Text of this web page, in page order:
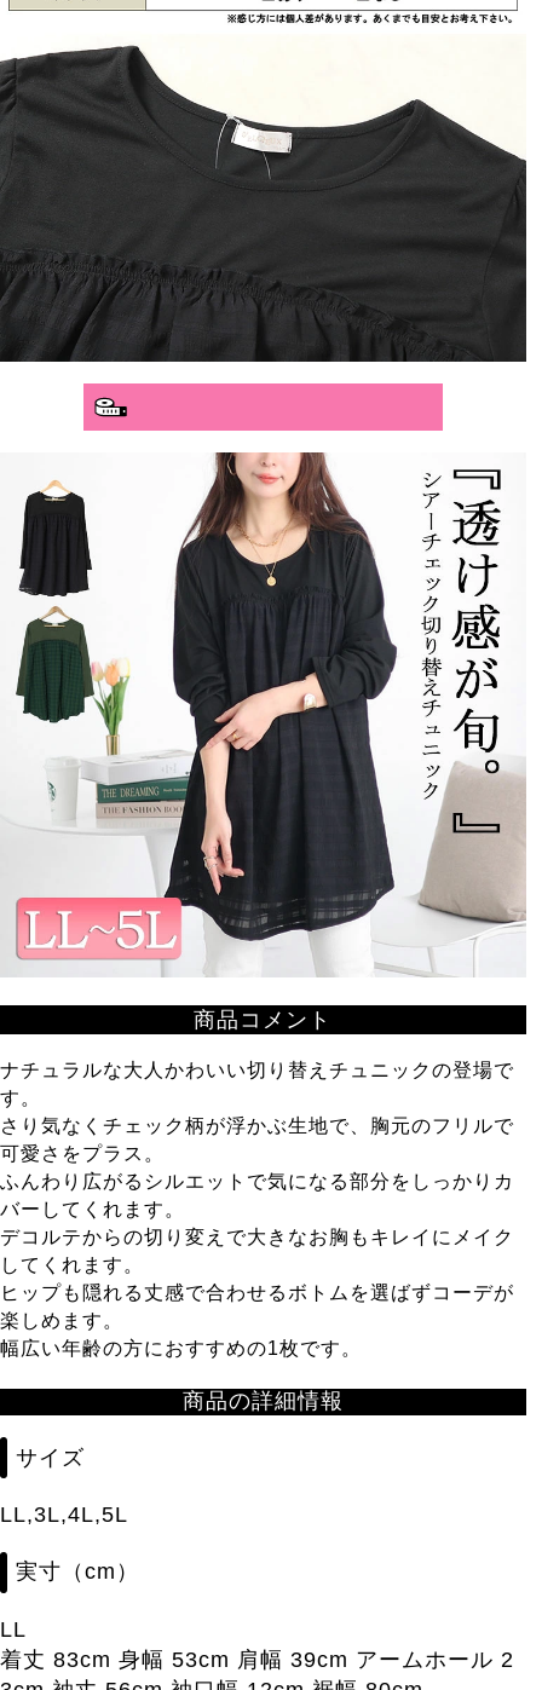
分かりやすいサイズガイド>>
商品コメント
ナチュラルな大人かわいい切り替えチュニックの登場で
す。
さり気なくチェック柄が浮かぶ生地で、胸元のフリルで
可愛さをプラス。
ふんわり広がるシルエットで気になる部分をしっかりカ
バーしてくれます。
デコルテからの切り変えで大きなお胸もキレイにメイク
してくれます。
ヒップも隠れる丈感で合わせるボトムを選ばずコーデが
楽しめます。
幅広い年齢の方におすすめの1枚です。
商品の詳細情報
サイズ
LL,3L,4L,5L
実寸（cm）
LL
着丈 83cm 身幅 53cm 肩幅 39cm アームホール 2